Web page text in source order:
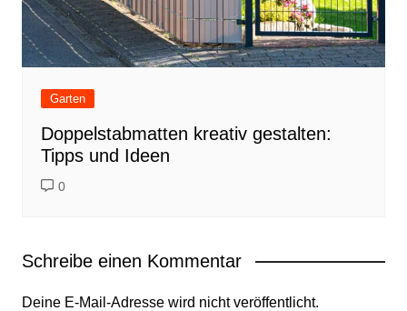
Garten
Doppelstabmatten kreativ gestalten:
Tipps und Ideen
0
Schreibe einen Kommentar
Deine E-Mail-Adresse wird nicht veröffentlicht.